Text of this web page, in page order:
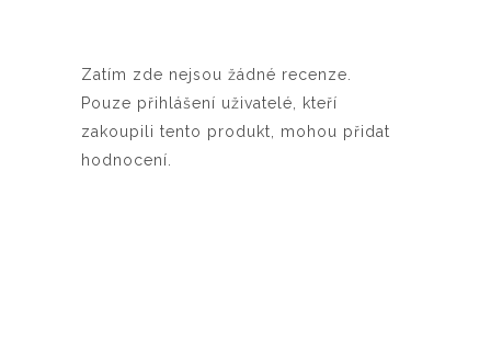
Zatím zde nejsou žádné recenze.
Pouze přihlášení uživatelé, kteří
zakoupili tento produkt, mohou přidat
hodnocení.